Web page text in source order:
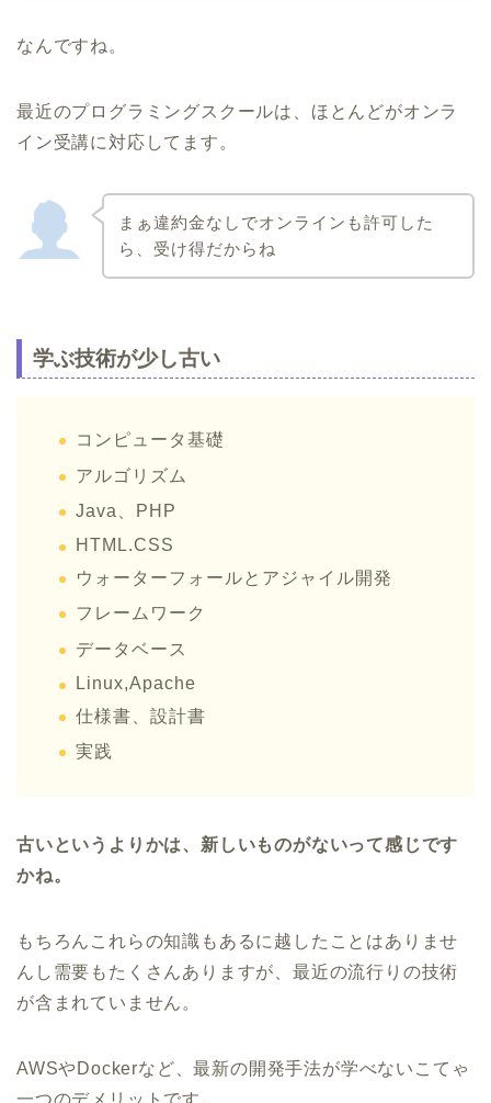
なんですね。
最近のプログラミングスクールは、ほとんどがオンラ
イン受講に対応してます。
まぁ違約金なしでオンラインも許可した
ら、受け得だからね
学ぶ技術が少し古い
コンピュータ基礎
アルゴリズム
Java、PHP
HTML.CSS
ウォーターフォールとアジャイル開発
フレームワーク
データベース
Linux,Apache
仕様書、設計書
実践
古いというよりかは、新しいものがないって感じです
かね。
もちろんこれらの知識もあるに越したことはありませ
んし需要もたくさんありますが、最近の流行りの技術
が含まれていません。
AWSやDockerなど、最新の開発手法が学べないこてゃ
一つのデメリットです。